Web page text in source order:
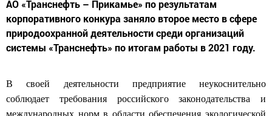
корпоративного конкура заняло второе место в сфере
природоохранной деятельности среди организаций
системы «Транснефть» по итогам работы в 2021 году.
В своей деятельности предприятие неукоснительно
соблюдает требованияроссийского законодательства и
международных норм в области обеспеченияэкологической